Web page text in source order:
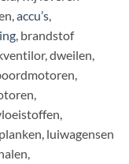
accu’s,
, brandstof
dweilen,
luiwagensen